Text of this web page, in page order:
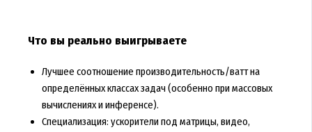
Что вы реально выигрываете
Лучшее соотношение производительность/ватт на
определённых классах задач (особенно при массовых
вычислениях и инференсе).
Специализация: ускорители под матрицы, видео,